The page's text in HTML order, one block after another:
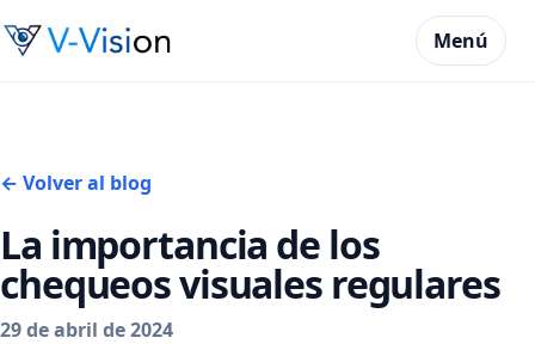
Menú
← Volver al blog
La importancia de los
chequeos visuales regulares
29 de abril de 2024